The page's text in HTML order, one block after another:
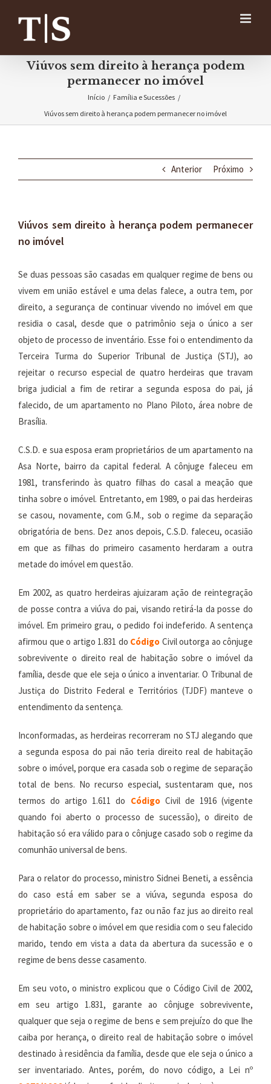
conteúdo
Viúvos sem direito à herança podem
permanecer no imóvel
Início / Família e Sucessões /
Viúvos sem direito à herança podem permanecer no imóvel
Anterior Próximo
Viúvos sem direito à herança podem permanecer
no imóvel
Se duas pessoas são casadas em qualquer regime de bens ou
vivem em união estável e uma delas falece, a outra tem, por
direito, a segurança de continuar vivendo no imóvel em que
residia o casal, desde que o patrimônio seja o único a ser
objeto de processo de inventário. Esse foi o entendimento da
Terceira Turma do Superior Tribunal de Justiça (STJ), ao
rejeitar o recurso especial de quatro herdeiras que travam
briga judicial a fim de retirar a segunda esposa do pai, já
falecido, de um apartamento no Plano Piloto, área nobre de
Brasília.
C.S.D. e sua esposa eram proprietários de um apartamento na
Asa Norte, bairro da capital federal. A cônjuge faleceu em
1981, transferindo às quatro filhas do casal a meação que
tinha sobre o imóvel. Entretanto, em 1989, o pai das herdeiras
se casou, novamente, com G.M., sob o regime da separação
obrigatória de bens. Dez anos depois, C.S.D. faleceu, ocasião
em que as filhas do primeiro casamento herdaram a outra
metade do imóvel em questão.
Em 2002, as quatro herdeiras ajuizaram ação de reintegração
de posse contra a viúva do pai, visando retirá-la da posse do
imóvel. Em primeiro grau, o pedido foi indeferido. A sentença
afirmou que o artigo 1.831 do Código Civil outorga ao cônjuge
sobrevivente o direito real de habitação sobre o imóvel da
família, desde que ele seja o único a inventariar. O Tribunal de
Justiça do Distrito Federal e Territórios (TJDF) manteve o
entendimento da sentença.
Inconformadas, as herdeiras recorreram no STJ alegando que
a segunda esposa do pai não teria direito real de habitação
sobre o imóvel, porque era casada sob o regime de separação
total de bens. No recurso especial, sustentaram que, nos
termos do artigo 1.611 do Código Civil de 1916 (vigente
quando foi aberto o processo de sucessão), o direito de
habitação só era válido para o cônjuge casado sob o regime da
comunhão universal de bens.
Para o relator do processo, ministro Sidnei Beneti, a essência
do caso está em saber se a viúva, segunda esposa do
proprietário do apartamento, faz ou não faz jus ao direito real
de habitação sobre o imóvel em que residia com o seu falecido
marido, tendo em vista a data da abertura da sucessão e o
regime de bens desse casamento.
Em seu voto, o ministro explicou que o Código Civil de 2002,
em seu artigo 1.831, garante ao cônjuge sobrevivente,
qualquer que seja o regime de bens e sem prejuízo do que lhe
caiba por herança, o direito real de habitação sobre o imóvel
destinado à residência da família, desde que ele seja o único a
ser inventariado. Antes, porém, do novo código, a Lei nº